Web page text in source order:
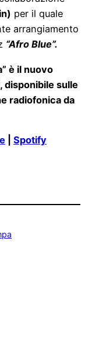
per il quale
arrangiamento
“Afro Blue”.
è il nuovo
disponibile sulle
radiofonica da
Spotify